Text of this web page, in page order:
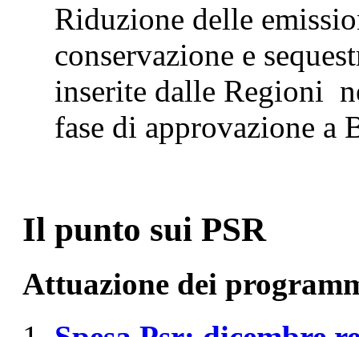
Riduzione delle
conservazione e
inserite dalle Regioni
fase di approvazione a
Il punto sui PSR
Attuazione dei